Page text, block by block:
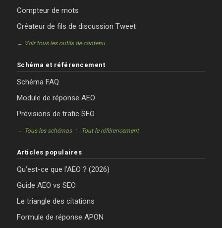
Compteur de mots
Créateur de fils de discussion Tweet
→ Voir tous les outils de contenu
Schéma et référencement
Schéma FAQ
Module de réponse AEO
Prévisions de trafic SEO
→ Tous les schémas· Tout le référencement
Articles populaires
Qu’est-ce que l’AEO ? (2026)
Guide AEO vs SEO
Le triangle des citations
Formule de réponse APON